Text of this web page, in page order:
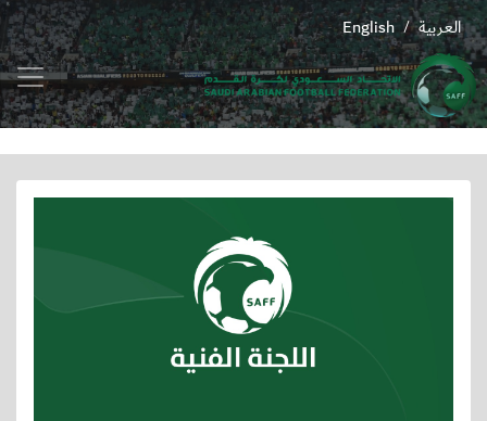
English / العربية